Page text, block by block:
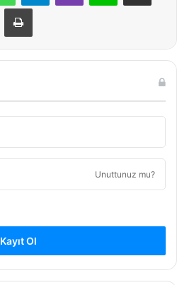
Yazdır
Unuttunuz mu?
Kayıt Ol